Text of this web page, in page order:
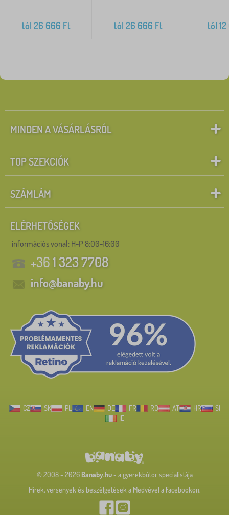
tól 26 666 Ft tól 26 666 Ft tól
MINDEN A VÁSÁRLÁSRÓL
TOP SZEKCIÓK
SZÁMLÁM
ELÉRHETŐSÉGEK
információs vonal: H-P 8:00-16:00
+361 323 7708
info@banaby.hu
CZ SK PL EN DE FR RO AT HR
SI
IE
© 2008 - 2026 Banaby.hu- a gyerekbútor specialistája
Hírek, versenyek és beszélgetések a Medvével a Facebookon.